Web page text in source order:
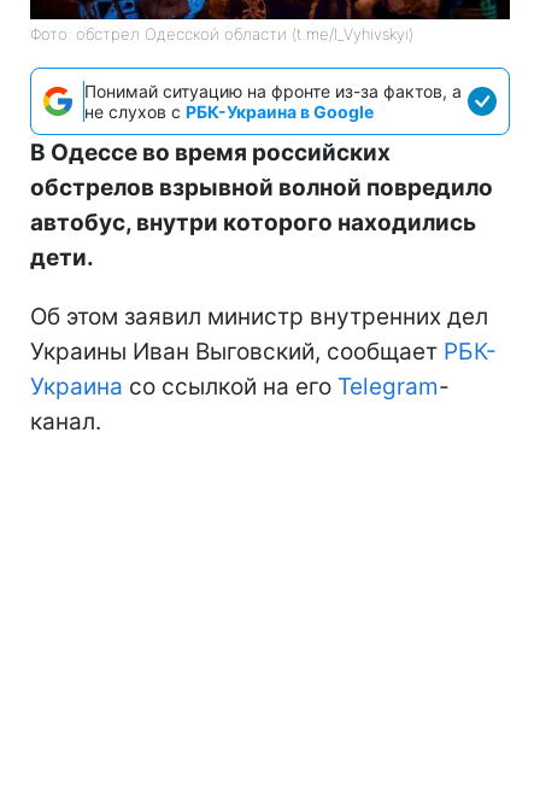
Фото: обстрел Одесской области (t.me/I_Vyhivskyi)
Понимай ситуацию на фронте из-за фактов, а
не слухов с РБК-Украина в Google
В Одессе во время российских
обстрелов взрывной волной повредило
автобус, внутри которого находились
дети.
Об этом заявил министр внутренних дел
Украины Иван Выговский, сообщает РБК-
Украина со ссылкой на его Telegram-
канал.